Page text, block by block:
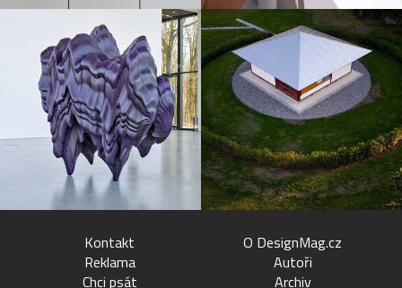
Kontakt
Reklama
Chci psát
O DesignMag.cz
Autoři
Archiv